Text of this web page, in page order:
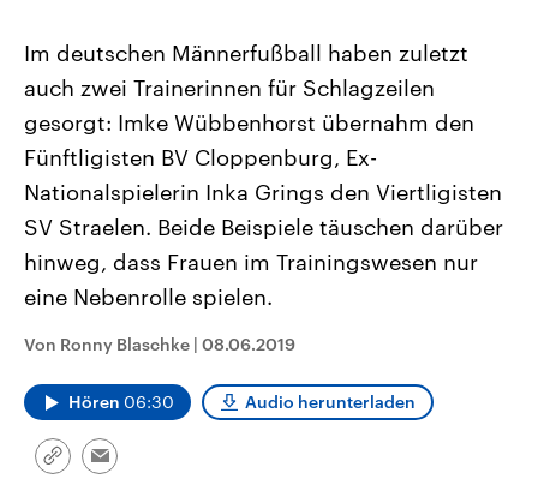
Landtagswahl Sachsen-Anhalt
2026
Alle Informationen
Sachsen-Anhalt wählt am 6.
September 2026 einen neuen
Bundesland von einer Koalition aus
Umfragen, Prognosen,
und Hintergründe zu den Parteien
und Kandidaten der anstehenden
USA
Aktuelle Beiträge,
Hintergründe
Wirtschaftlich und
gehören die Vereinigten
mit großem Einfluss auf
Sendungen Programm
Audio-Archiv
Im deutschen Männerfußball haben zuletzt
auch zwei Trainerinnen für Schlagzeilen
gesorgt: Imke Wübbenhorst übernahm den
Fünftligisten BV Cloppenburg, Ex-
Nationalspielerin Inka Grings den Viertligisten
SV Straelen. Beide Beispiele täuschen darüber
hinweg, dass Frauen im Trainingswesen nur
eine Nebenrolle spielen.
Von Ronny Blaschke | 08.06.2019
Hören 06:30 Audio herunterladen
Link
Email